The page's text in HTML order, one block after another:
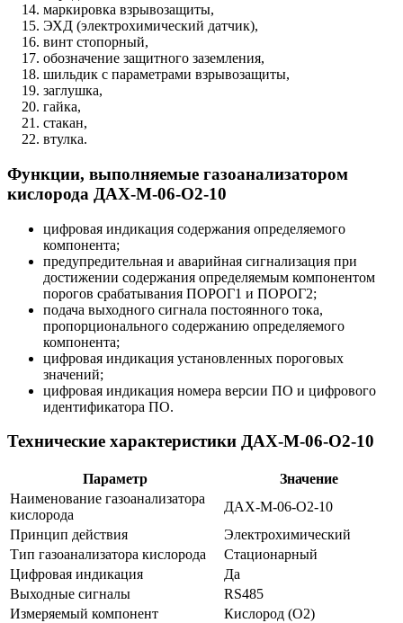
маркировка взрывозащиты,
ЭХД (электрохимический датчик),
винт стопорный,
обозначение защитного заземления,
шильдик с параметрами взрывозащиты,
заглушка,
гайка,
стакан,
втулка.
Функции, выполняемые газоанализатором
кислорода ДАХ-М-06-O2-10
цифровая индикация содержания определяемого
компонента;
предупредительная и аварийная сигнализация при
достижении содержания определяемым компонентом
порогов срабатывания ПОРОГ1 и ПОРОГ2;
подача выходного сигнала постоянного тока,
пропорционального содержанию определяемого
компонента;
цифровая индикация установленных пороговых
значений;
цифровая индикация номера версии ПО и цифрового
идентификатора ПО.
Технические характеристики ДАХ-М-06-O2-10
Параметр
Значение
Наименование газоанализатора
кислорода
ДАХ-М-06-O2-10
Принцип действия
Электрохимический
Тип газоанализатора кислорода
Стационарный
Цифровая индикация
Да
Выходные сигналы
RS485
Измеряемый компонент
Кислород (O2)